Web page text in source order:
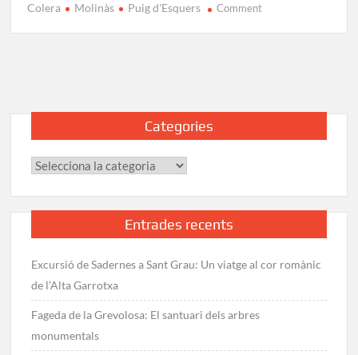
Colera Molinàs Puig d'Esquers Commenton
de
Categories
Categories
Entrades recents
Excursió de Sadernes a Sant Grau: Un viatge al cor romànic
de l’Alta Garrotxa
Fageda de la Grevolosa: El santuari dels arbres
monumentals